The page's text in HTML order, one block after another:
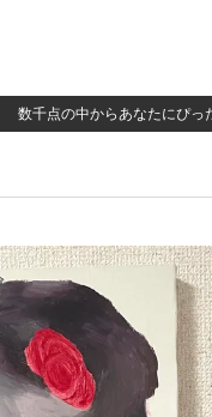
数千点の中からあなたにぴっ